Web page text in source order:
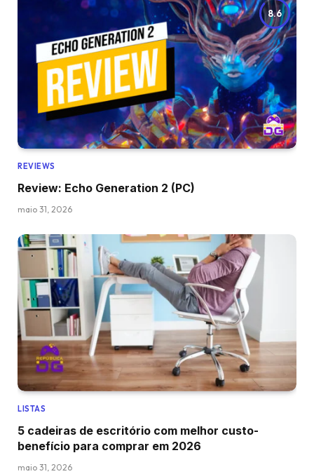
8.6
REVIEWS
Review: Echo Generation 2 (PC)
maio 31, 2026
LISTAS
5 cadeiras de escritório com melhor custo-
benefício para comprar em 2026
maio 31, 2026